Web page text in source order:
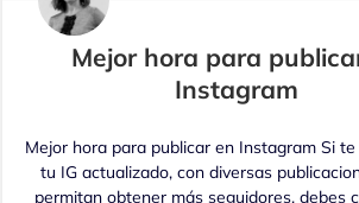
Mejor hora para
Instagram
Mejor hora para publicar en Instagram Si
tu IG actualizado, con diversas
permitan obtener más seguidores, debes